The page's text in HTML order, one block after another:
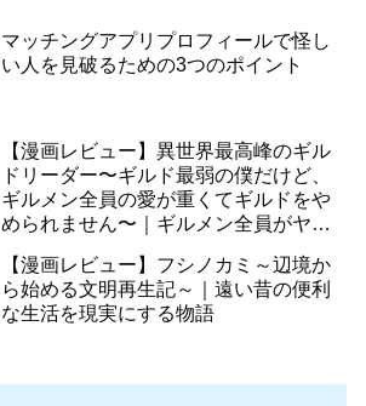
マッチングアプリプロフィールで怪し
い人を見破るための3つのポイント
【漫画レビュー】異世界最高峰のギル
ドリーダー〜ギルド最弱の僕だけど、
ギルメン全員の愛が重くてギルドをや
められません〜｜ギルメン全員がヤン
【漫画レビュー】フシノカミ～辺境か
ら始める文明再生記～｜遠い昔の便利
な生活を現実にする物語